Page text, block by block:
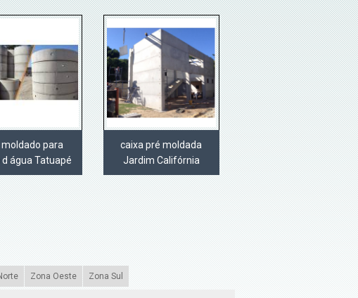
para
d água Tatuapé
caixa pré moldada
Jardim Califórnia
Zona Oeste Zona Sul